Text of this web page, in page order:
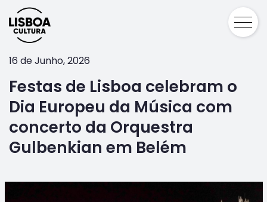
16 de Junho, 2026
Festas de Lisboa celebram o
Dia Europeu da Música com
concerto da Orquestra
Gulbenkian em Belém